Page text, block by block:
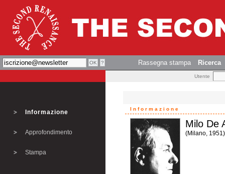
Rassegna stampa Ricerca
Utente
Informazione
Approfondimento
Stampa
Informazione
Milo De
(Milano, 1951)